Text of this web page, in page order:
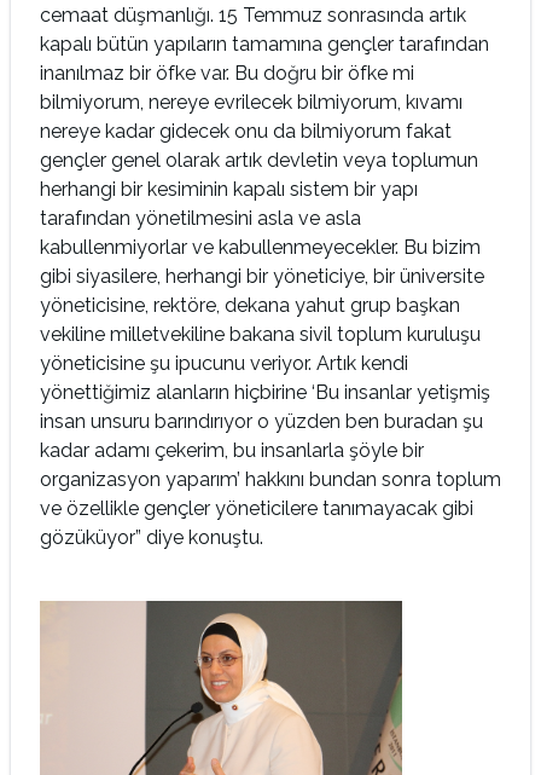
cemaat düşmanlığı. 15 Temmuz sonrasında artık
kapalı bütün yapıların tamamına gençler tarafından
inanılmaz bir öfke var. Bu doğru bir öfke mi
bilmiyorum, nereye evrilecek bilmiyorum, kıvamı
nereye kadar gidecek onu da bilmiyorum fakat
gençler genel olarak artık devletin veya toplumun
herhangi bir kesiminin kapalı sistem bir yapı
tarafından yönetilmesini asla ve asla
kabullenmiyorlar ve kabullenmeyecekler. Bu bizim
gibi siyasilere, herhangi bir yöneticiye, bir üniversite
yöneticisine, rektöre, dekana yahut grup başkan
vekiline milletvekiline bakana sivil toplum kuruluşu
yöneticisine şu ipucunu veriyor. Artık kendi
yönettiğimiz alanların hiçbirine ‘Bu insanlar yetişmiş
insan unsuru barındırıyor o yüzden ben buradan şu
kadar adamı çekerim, bu insanlarla şöyle bir
organizasyon yaparım’ hakkını bundan sonra toplum
ve özellikle gençler yöneticilere tanımayacak gibi
gözüküyor” diye konuştu.